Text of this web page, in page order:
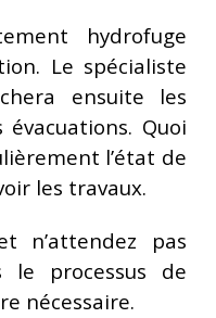
hydrofuge
Le spécialiste
ensuite les
Quoi
l’état de
les travaux.
n’attendez pas
le processus de
nécessaire.